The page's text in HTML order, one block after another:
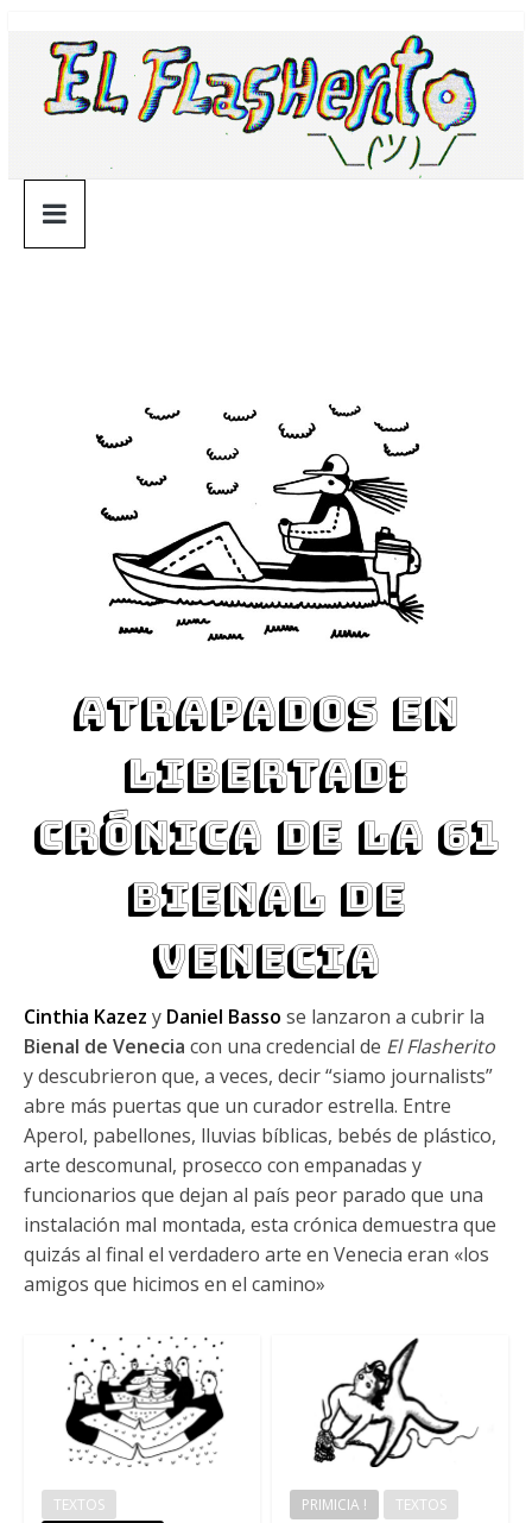
contenido
¯\_(ツ)_/
¯
Atrapados en
libertad:
crónica de la 61
Bienal de
Venecia
Cinthia Kazez y Daniel Basso se lanzaron a cubrir la
Bienal de Venecia con una credencial de El Flasherito
y descubrieron que, a veces, decir “siamo journalists”
abre más puertas que un curador estrella. Entre
Aperol, pabellones, lluvias bíblicas, bebés de plástico,
arte descomunal, prosecco con empanadas y
funcionarios que dejan al país peor parado que una
instalación mal montada, esta crónica demuestra que
quizás al final el verdadero arte en Venecia eran «los
amigos que hicimos en el camino»
TEXTOS
PRIMICIA ! TEXTOS